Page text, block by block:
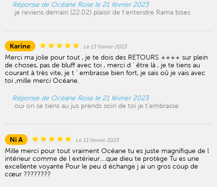
Réponse de Océane Rose le 21 février 2023
je reviens demain (22.02) plaisir de t'entendre Rama bises
Karine Le 13 février 2023
Merci ma jolie pour tout , je te dois des RETOURS ++++ sur plein
de choses, pas de bluff avec toi , merci d ' être là , je te tiens au
courant à très vite, je t ' embrasse bien fort, je sais oû je vais avec
toi ,mille merci Océane.
Réponse de Océane Rose le 21 février 2023
oui on se tiens au jus prends soin de toi je t'embrasse
Ni A Le 13 février 2023
Mille merci pour tout vraiment Océane tu es juste magnifique de l
intérieur comme de l extérieur….que dieu te protège Tu es une
excellente voyante Pour le peu d échange j ai un gros coup de
cœur ????????